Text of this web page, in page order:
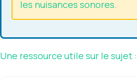
les nuisances sonores.
Une ressource utile sur le sujet :